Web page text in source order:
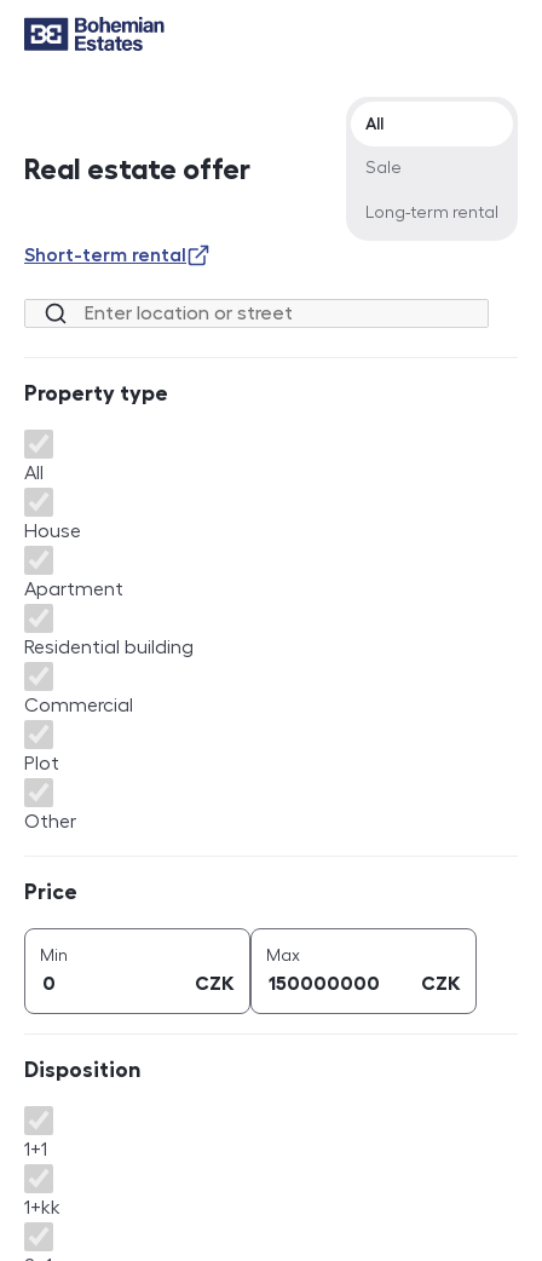
Real estate offer
Offer type
All
Sale
Long-term rental
Short-term rental
Location or street
Property type
Property type
All
House
Apartment
Residential building
Commercial
Plot
Other
Price
Min
CZK
Maxprice (
CZK
Disposition
Disposition
1+1
1+kk